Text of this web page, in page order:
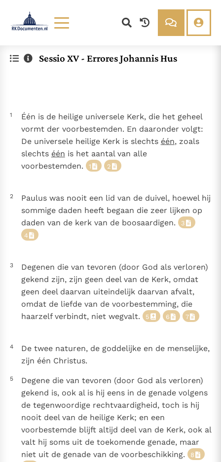
Documenten
Denzinger
Over RK Documenten
Gebruiksvoorwaarden
Nieuwste Documenten
In Christus wordt onze honger vervuld
Leer de kostbare parel van Gods koninkrijk te
dwang
De mystiek. De mystieke verschijnselen en de
heiligheid
Open uw hart voor het zaad van Gods Woord
Berichten
Het Vaticaan publiceert een nieuwe Latijnse uitgave
van het Romeins martyrologium
Vaticaanse financiële waakhond verliest autonomie
Paus spreekt het Wereldvoedselprogramma toe
Paus Leo XIV in Pavia: "De stad is zowel een gave als
RK Documenten stelt heel veel belangrijke
kerkelijke documenten van de Rooms
en is volledig afhankelijk van donaties.
Ik help mee!
Sessio XV - Errores Johannis Hus
1
Één is de heilige universele Kerk, die het geheel
vormt der voorbestemden. En daaronder volgt:
De universele heilige Kerk is slechts één, zoals
slechts één is het aantal van alle
voorbestemden.
1 2
2
Paulus was nooit een lid van de duivel, hoewel hij
sommige daden heeft begaan die zeer lijken op
daden van de kerk van de boosaardigen.
3
4
3
Degenen die van tevoren (door God als verloren)
gekend zijn, zijn geen deel van de Kerk, omdat
geen deel daarvan uiteindelijk daarvan afvalt,
omdat de liefde van de voorbestemming, die
haarzelf verbindt, niet wegvalt.
5 6 7
4
De twee naturen, de goddelijke en de menselijke,
zijn één Christus.
5
Degene die van tevoren (door God als verloren)
gekend is, ook al is hij eens in de genade volgens
de tegenwoordige rechtvaardigheid, toch is hij
nooit deel van de heilige Kerk; en een
voorbestemde blijft altijd deel van de Kerk, ook al
valt hij soms uit de toekomende genade, maar
niet uit de genade van de voorbeschikking.
8